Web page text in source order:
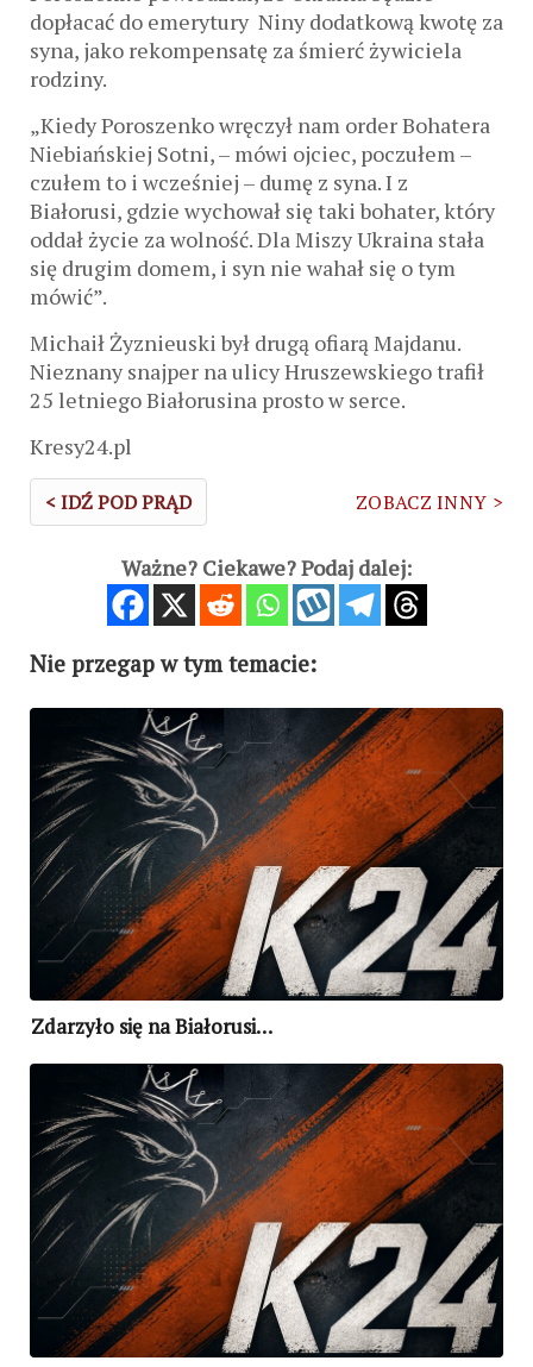
dopłacać do emerytury Niny dodatkową kwotę za
syna, jako rekompensatę za śmierć żywiciela
rodziny.
„Kiedy Poroszenko wręczył nam order Bohatera
Niebiańskiej Sotni, – mówi ojciec, poczułem –
czułem to i wcześniej – dumę z syna. I z
Białorusi, gdzie wychował się taki bohater, który
oddał życie za wolność. Dla Miszy Ukraina stała
się drugim domem, i syn nie wahał się o tym
mówić”.
Michaił Żyznieuski był drugą ofiarą Majdanu.
Nieznany snajper na ulicy Hruszewskiego trafił
25 letniego Białorusina prosto w serce.
Kresy24.pl
< IDŹ POD PRĄD ZOBACZ INNY >
Ważne? Ciekawe? Podaj dalej:
Nie przegap w tym temacie:
Zdarzyło się na Białorusi…